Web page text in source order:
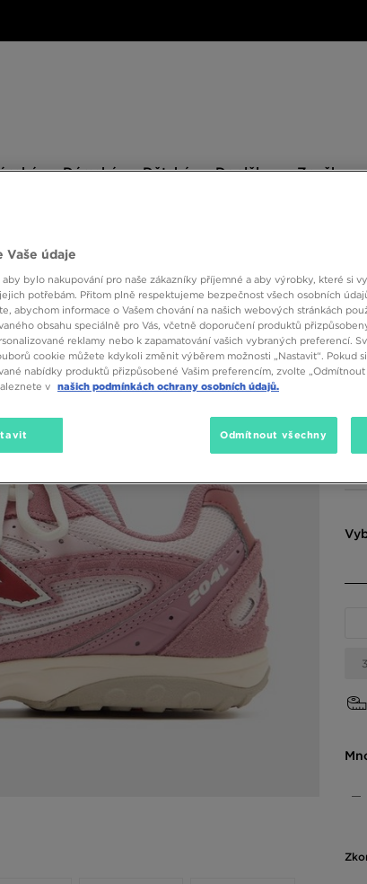
Dámské Dětské Doplňky Značky
Vaše údaje
aby bylo nakupování pro naše zákazníky příjemné a aby výrobky, které si
potřebám. Přitom plně respektujeme bezpečnost všech osobních
abychom informace o Vašem chování na našich webových stránkách
obsahu speciálně pro Vás, včetně doporučení produktů
reklamy nebo k zapamatování vašich vybraných preferencí.
cookie můžete kdykoli změnit výběrem možnosti „Nastavit“. Pokud
nabídky produktů přizpůsobené Vašim preferencím, zvolte „Odmítnout
v našich podmínkách ochrany osobních údajů.
Odmítnout všechny